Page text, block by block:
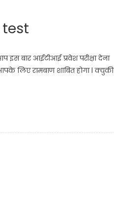
बार आईटीआई प्रवेश परीक्षा देना
लिए रामबाण शाबित होगा l क्युकी